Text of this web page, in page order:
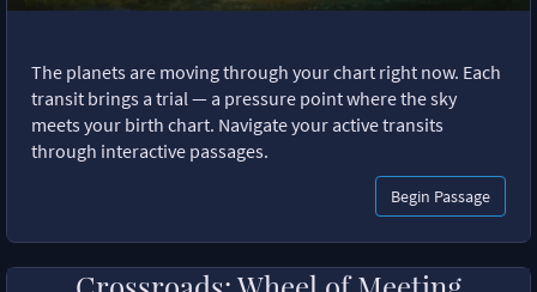
The planets are moving through your chart right now. Each
transit brings a trial — a pressure point where the sky
meets your birth chart. Navigate your active transits
through interactive passages.
Begin Passage